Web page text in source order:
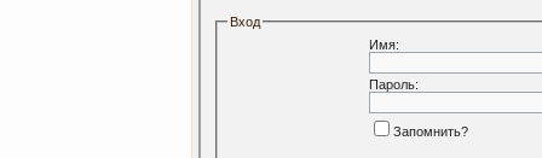
Вход
Имя:
Пароль:
Запомнить?